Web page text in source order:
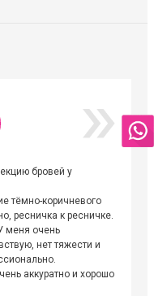
бровей у
тёмно-коричневого
ресничка к ресничке.
меня очень
нет тяжести и
аккуратно и хорошо